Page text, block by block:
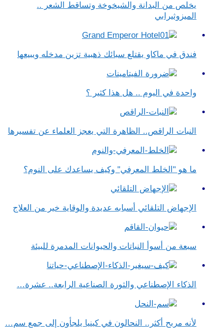
يخلص من البدانة والشيخوخة وتساقط الشعر ..
الميزوثيرابي
فندق في ماكاو يقتلع سبائك ذهبية تزين مدخله ويبيعها
واحدة في اليوم .. هل هذا كثير ؟
النبات الراقص.. الظاهرة التي يعجز العلماء عن تفسيرها
ما هو "الخلط المعرفي" وكيف يساعدك على النوم؟
الإجهاض التلقائي أسبابه عديدة والوقاية خير من العلاج
سبعة من أسوأ النباتات والحيوانات المدمرة للبيئة
الذكاء الإصطناعي والثورة الصناعية الرابعة.. عشرة…
لأنه مربح أكثر.. النحالون في كينيا يلجأون إلى جمع سم…